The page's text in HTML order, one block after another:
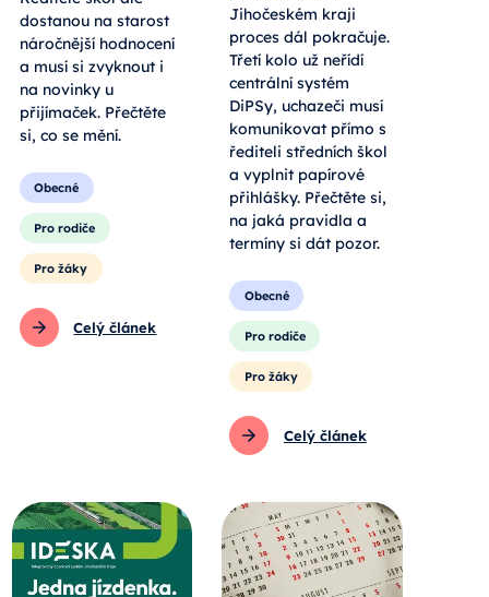
dostanou na starost
náročnější hodnocení
a musí si zvyknout i
na novinky u
přijímaček. Přečtěte
si, co se mění.
Obecné
Pro rodiče
Pro žáky
Celý článek
Jihočeském kraji
proces dál pokračuje.
Třetí kolo už neřídí
centrální systém
DiPSy, uchazeči musí
komunikovat přímo s
řediteli středních škol
a vyplnit papírové
přihlášky. Přečtěte si,
na jaká pravidla a
termíny si dát pozor.
Obecné
Pro rodiče
Pro žáky
Celý článek